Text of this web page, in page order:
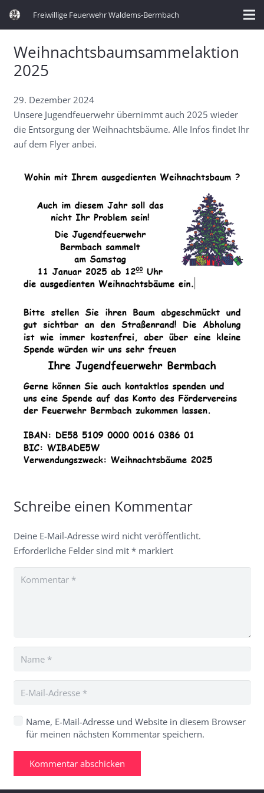
Freiwillige Feuerwehr Waldems-Bermbach
Weihnachtsbaumsammelaktion
2025
29. Dezember 2024
Unsere Jugendfeuerwehr übernimmt auch 2025 wieder
die Entsorgung der Weihnachtsbäume. Alle Infos findet Ihr
auf dem Flyer anbei.
Schreibe einen Kommentar
Deine E-Mail-Adresse wird nicht veröffentlicht.
Erforderliche Felder sind mit *markiert
Name, E-Mail-Adresse und Website in diesem Browser
für meinen nächsten Kommentar speichern.
Kommentar abschicken